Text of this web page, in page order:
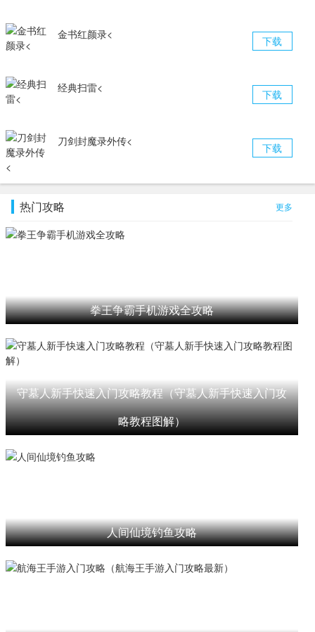
下载
金书红颜录<
下载
经典扫雷<
下载
刀剑封魔录外传<
热门攻略 更多
拳王争霸手机游戏全攻略
守墓人新手快速入门攻略教程（守墓人新手快速入门攻
略教程图解）
人间仙境钓鱼攻略